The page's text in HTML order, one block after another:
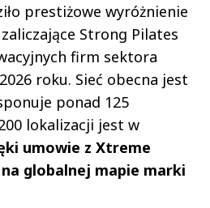
prestiżowe wyróżnienie
Strong Pilates
firm sektora
roku. Sieć obecna jest
ponad 125
lokalizacji jest w
umowie z Xtreme
globalnej mapie marki